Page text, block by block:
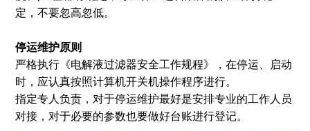
定，不要忽高忽低。
停运维护原则
严格执行《电解液过滤器安全工作规程》，在停运、启动
时，应认真按照计算机开关机操作程序进行。
指定专人负责，对于停运维护最好是安排专业的工作人员
对接，对于必要的参数也要做好台账进行登记。